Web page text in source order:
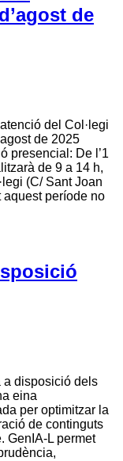
de
del Col·legi
de 2025
presencial: De l’1
de 9 a 14 h,
(C/ Sant Joan
aquest període no
a disposició dels
eina
per optimitzar la
de continguts
GenIA-L permet